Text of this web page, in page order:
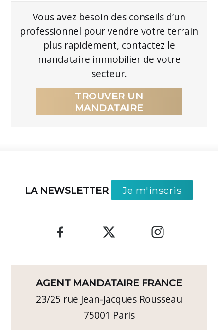
Vous avez besoin des conseils d’un
professionnel pour vendre votre terrain
plus rapidement, contactez le
mandataire immobilier de votre
secteur.
TROUVER UN
MANDATAIRE
LA NEWSLETTER Je m'inscris
AGENT MANDATAIRE FRANCE
23/25 rue Jean-Jacques Rousseau
75001 Paris